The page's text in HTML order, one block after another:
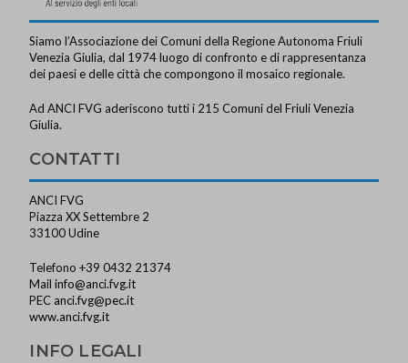
Siamo l’Associazione dei Comuni della Regione Autonoma Friuli
Venezia Giulia, dal 1974 luogo di confronto e di rappresentanza
dei paesi e delle città che compongono il mosaico regionale.
Ad ANCI FVG aderiscono tutti i 215 Comuni del Friuli Venezia
Giulia.
CONTATTI
ANCI FVG
Piazza XX Settembre 2
33100 Udine
Telefono +39 0432 21374
Mailinfo@anci.fvg.it
PEC anci.fvg@pec.it
www.anci.fvg.it
INFO LEGALI